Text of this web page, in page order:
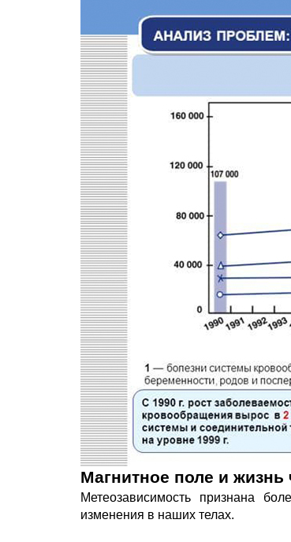
Магнитное поле и жизнь
Метеозависимость признана
изменения в наших телах.